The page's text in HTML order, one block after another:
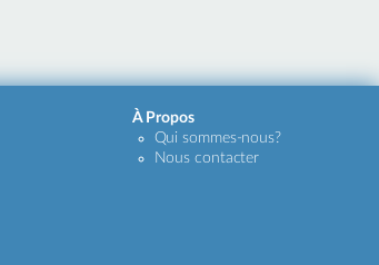
À Propos
Qui sommes-nous?
Nous contacter